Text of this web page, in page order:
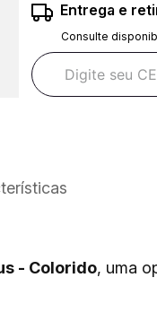
Entrega e
Consulte
- Colorido, uma